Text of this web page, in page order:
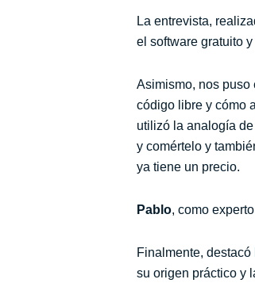
La entrevista,
el software gratuito
Asimismo, nos puso
código libre y cómo
utilizó la analogía
y comértelo y
ya tiene un precio.
Pablo, como
Finalmente,
su origen práctico y